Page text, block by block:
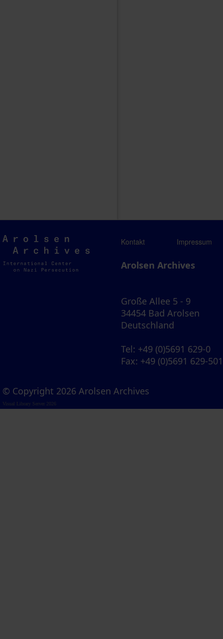
Arolsen
Archives
Kontakt Impressum
Arolsen Archives
Große Allee 5 - 9
34454 Bad Arolsen
Deutschland
Tel: +49 (0)5691 629-0
Fax: +49 (0)5691 629-501
© Copyright 2026 Arolsen Archives
Visual Library Server 2026